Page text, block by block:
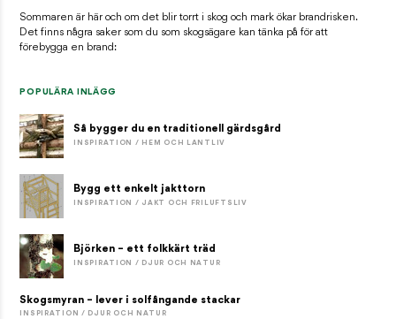
Sommaren är här och om det blir torrt i skog och mark ökar brandrisken.
Det finns några saker som du som skogsägare kan tänka på för att
förebygga en brand:
POPULÄRA INLÄGG
Så bygger du en traditionell gärdsgård
INSPIRATION / HEM OCH LANTLIV
Bygg ett enkelt jakttorn
INSPIRATION / JAKT OCH FRILUFTSLIV
Björken – ett folkkärt träd
INSPIRATION / DJUR OCH NATUR
Skogsmyran – lever i solfångande stackar
INSPIRATION / DJUR OCH NATUR